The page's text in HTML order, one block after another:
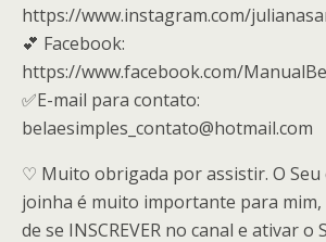
https://www.instagram.com/
💕 Facebook:
https://www.facebook.com/
✅E-mail para contato:
belaesimples_contato@hotmail.com
♡ Muito obrigada por assistir. O Seu
joinha é muito importante para mim,
de se INSCREVER no canal e ativar o